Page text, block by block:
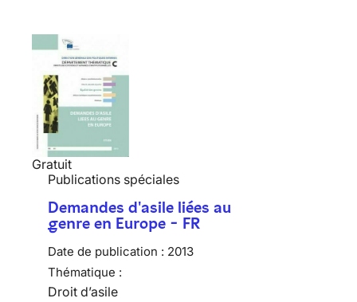
Gratuit
Publications spéciales
Demandes d'asile liées au
genre en Europe - FR
Date de publication : 2013
Thématique :
Droit d’asile